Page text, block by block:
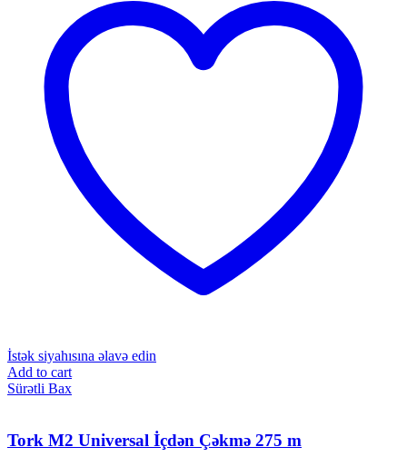
İstək siyahısına əlavə edin
Add to cart
Sürətli Bax
Tork M2 Universal İçdən Çəkmə 275 m